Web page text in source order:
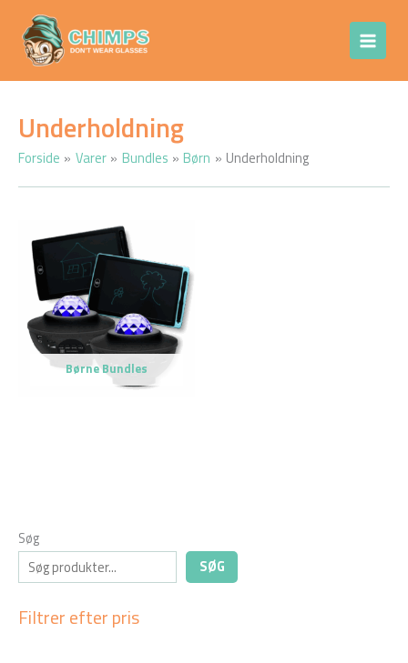
indholdet
Søg
SØG
Filtrer efter pris
Underholdning
Forside Varer Bundles Børn Underholdning
Børne Bundles